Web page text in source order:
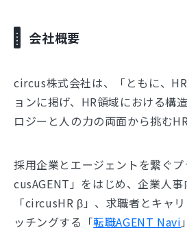
会社概要
circus株式会社は、「ともに、
ョンに掲げ、HR領域における構
ロジーと人の力の両面から挑む
採用企業とエージェントを繋ぐ
cusAGENT」をはじめ、企業人事
「circusHR β」、求職者とキャ
ッチングする「転職AGENT Navi